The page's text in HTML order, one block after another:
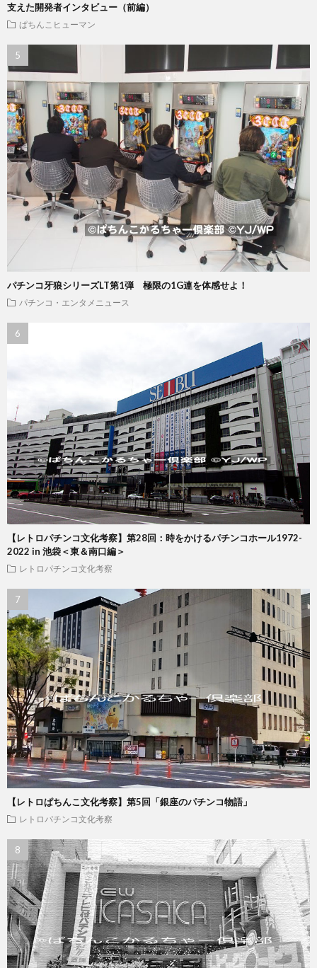
支えた開発者インタビュー（前編）
ぱちんこヒューマン
パチンコ牙狼シリーズLT第1弾 極限の1G連を体感せよ！
パチンコ・エンタメニュース
【レトロパチンコ文化考察】第28回：時をかけるパチンコホール1972-
2022 in 池袋＜東＆南口編＞
レトロパチンコ文化考察
【レトロぱちんこ文化考察】第5回「銀座のパチンコ物語」
レトロパチンコ文化考察